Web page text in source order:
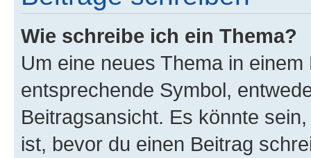
Wie schreibe ich ein Thema?
Um eine neues Thema in
entsprechende Symbol,
Beitragsansicht. Es könnte
ist, bevor du einen Beitrag